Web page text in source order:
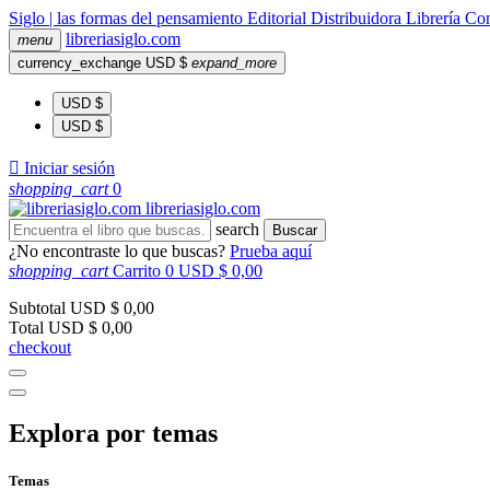
Siglo | las formas del pensamiento Editorial Distribuidora Librería
menu libreriasiglo.com
currency_exchange USD $ expand_more
USD $
USD $
 Iniciar sesión
shopping_cart 0
libreriasiglo.com
search
Buscar
¿No encontraste lo que buscas? Prueba aquí
shopping_cart Carrito 0 USD $ 0,00
Subtotal USD $ 0,00
Total USD $ 0,00
checkout
Explora por temas
Temas